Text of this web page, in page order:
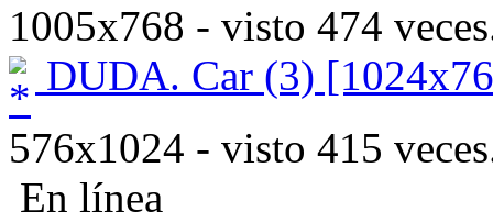
1005x768 - visto 474
DUDA. Car (3)
576x1024 - visto 415
En línea